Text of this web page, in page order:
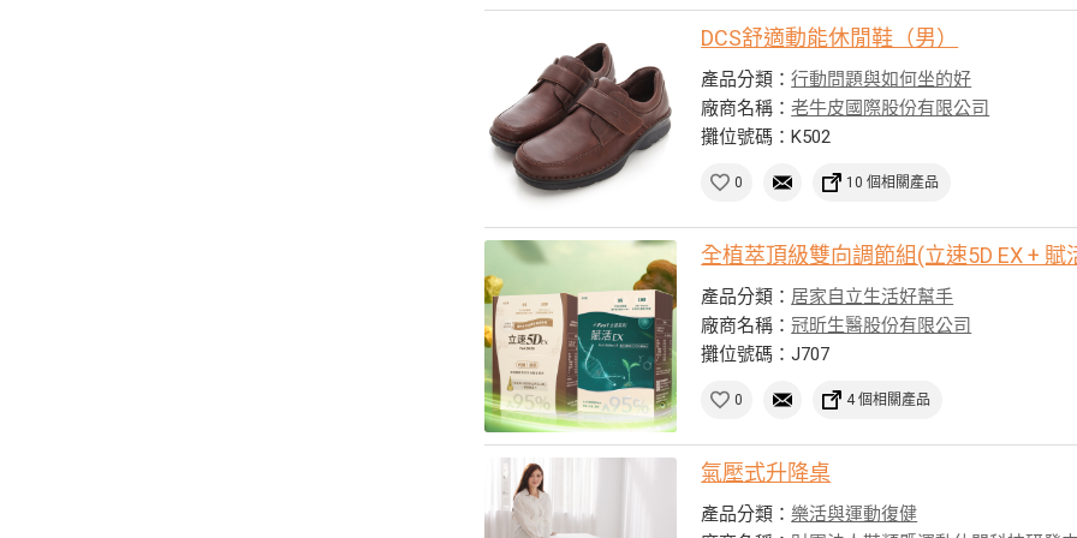
DCS舒適動能休閒鞋（男）
產品分類：行動問題與如何坐的好
廠商名稱：老牛皮國際股份有限公司
攤位號碼：K502
0 10 個相關產品
全植萃頂級雙向調節組(立速5D EX + 賦
產品分類： 居家自立生活好幫手
廠商名稱：冠昕生醫股份有限公司
攤位號碼：J707
0 4 個相關產品
氣壓式升降桌
產品分類：樂活與運動復健